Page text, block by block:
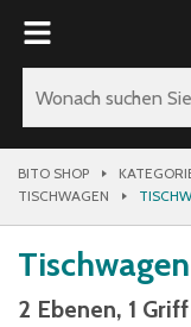
BITO SHOP
TISCHWAGEN
Tischwagen
2 Ebenen, 1 Griff